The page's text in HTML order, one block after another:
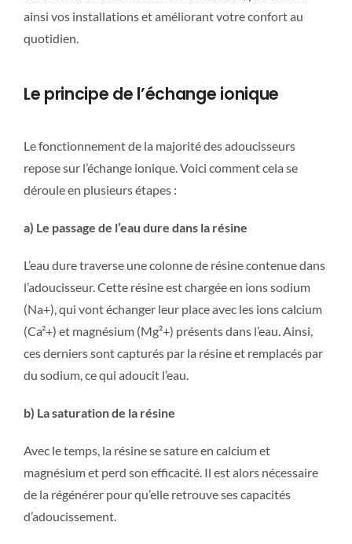
ainsi vos installations et améliorant votre confort au
quotidien.
Le principe de l’échange ionique
Le fonctionnement de la majorité des adoucisseurs
repose sur l’échange ionique. Voici comment cela se
déroule en plusieurs étapes :
a) Le passage de l’eau dure dans la résine
L’eau dure traverse une colonne de résine contenue dans
l’adoucisseur. Cette résine est chargée en ions sodium
(Na+), qui vont échanger leur place avec les ions calcium
(Ca²+) et magnésium (Mg²+) présents dans l’eau. Ainsi,
ces derniers sont capturés par la résine et remplacés par
du sodium, ce qui adoucit l’eau.
b) La saturation de la résine
Avec le temps, la résine se sature en calcium et
magnésium et perd son efficacité. Il est alors nécessaire
de la régénérer pour qu’elle retrouve ses capacités
d’adoucissement.